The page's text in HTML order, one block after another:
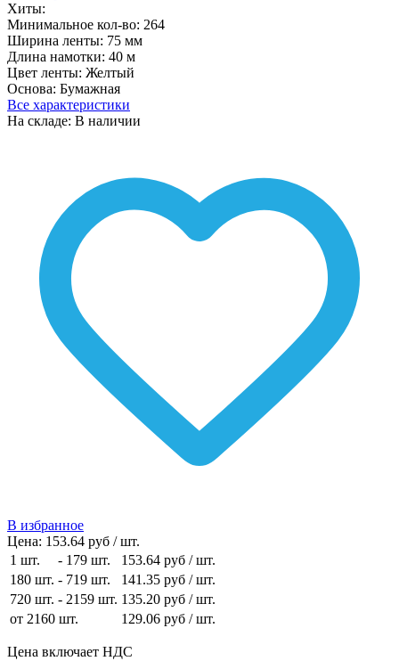
Хиты:
Минимальное кол-во: 264
Ширина ленты: 75 мм
Длина намотки: 40 м
Цвет ленты: Желтый
Основа: Бумажная
Все характеристики
На складе: В наличии
В избранное
Цена: 153.64 руб / шт.
1 шт.
- 179 шт. 153.64 руб / шт.
180 шт. - 719 шт. 141.35 руб / шт.
720 шт. - 2159 шт. 135.20 руб / шт.
от 2160 шт.
129.06 руб / шт.
Цена включает НДС